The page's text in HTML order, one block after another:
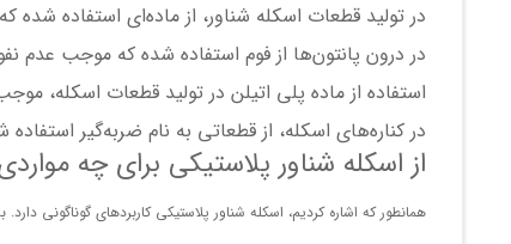
در تولید قطعات اسکله شناور، از ماده‌ای استفاده
در درون پانتون‌ها از فوم استفاده شده که موجب
استفاده از ماده پلی اتیلن در تولید قطعات اسکله،
در کناره‌های اسکله، از قطعاتی به نام ضربه‌گیر
از اسکله شناور پلاستیکی برای چه
همانطور که اشاره کردیم، اسکله شناور پلاستیکی کاربرد‌های گوناگونی